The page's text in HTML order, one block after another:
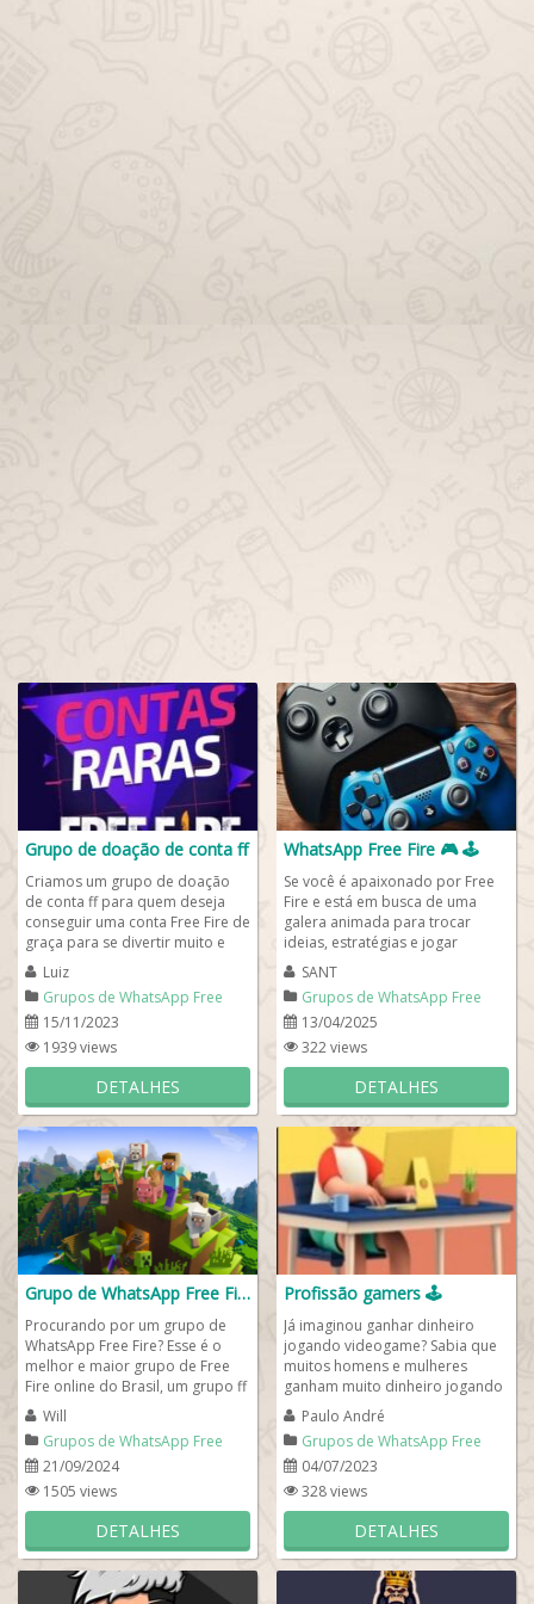
Grupo de doação de conta ff
Criamos um grupo de doação
de conta ff para quem deseja
conseguir uma conta Free Fire de
graça para se divertir muito e
jogar com outros amigos em
todos os...
Luiz
Grupos de WhatsApp Free
Fire
15/11/2023
1939 views
DETALHES
WhatsApp Free Fire 🎮 🕹️
Se você é apaixonado por Free
Fire e está em busca de uma
galera animada para trocar
ideias, estratégias e jogar
partidas insanas, chegou ao
lugar certo!...
SANT
Grupos de WhatsApp Free
Fire
13/04/2025
322 views
DETALHES
Grupo de WhatsApp Free Fire 🎮🕹️
Procurando por um grupo de
WhatsApp Free Fire? Esse é o
melhor e maior grupo de Free
Fire online do Brasil, um grupo ff
para quem procura por novas
amizades e...
Will
Grupos de WhatsApp Free
Fire
21/09/2024
1505 views
DETALHES
Profissão gamers 🕹️
Já imaginou ganhar dinheiro
jogando videogame? Sabia que
muitos homens e mulheres
ganham muito dinheiro jogando
FreeFire e outros jogos on-line?
Então se...
Paulo André
Grupos de WhatsApp Free
Fire
04/07/2023
328 views
DETALHES